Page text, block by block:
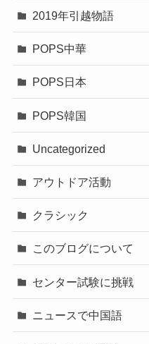
2019年引越物語
POPS中華
POPS日本
POPS韓国
Uncategorized
アウトドア活動
クラシック
このブログについて
センター試験に挑戦
ニュースで中国語